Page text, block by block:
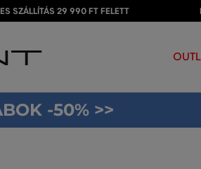
SZÁLLÍTÁS 29 990 FT FELETT
-50% >>